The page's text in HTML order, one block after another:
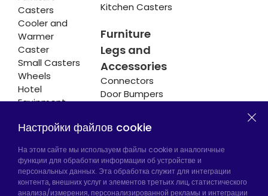
Casters
Cooler and
Warmer
Caster
Small Casters
Wheels
Hotel
Equipment
Kitchen Casters
Furniture
Legs and
Accessories
Connectors
Door Bumpers
Hadımköy Завод:Atatürk Industrial Zone,
Uzunçayır Street, No:11 Hadımköy, 34555
Настройки файлов cookie
На этом сайте мы используем файлы cookie и аналогичные
функции для обработки информации об устройстве и
персональных данных. Эта обработка служит для интеграции
контента, внешних услуг и элементов третьих лиц, статистического
анализа/измерения, персонализированной рекламы и интеграции